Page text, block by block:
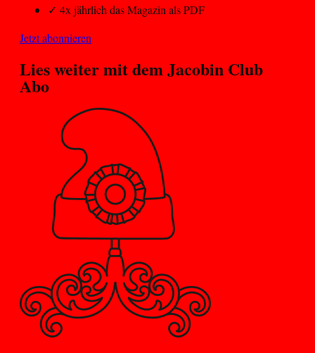
✓ 4x jährlich das Magazin als PDF
Jetzt abonnieren
Lies weiter mit demJacobin Club
Abo